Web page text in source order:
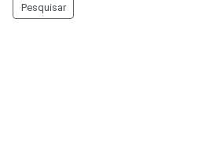
Pesquisar